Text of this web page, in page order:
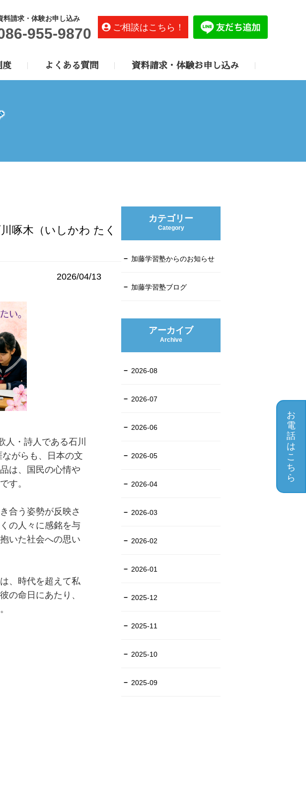
料請求・体験お申し込み
955-9870 ご相談はこちら！
度 よくある質問 資料請求・体験お申し込み
お
電
話
は
こ
ち
ら
啄木（いしかわ たく
2026/04/13
・詩人である石川
がらも、日本の文
は、国民の心情や
す。
合う姿勢が反映さ
の人々に感銘を与
いた社会への思い
、時代を超えて私
の命日にあたり、
カテゴリー
Category
加藤学習塾からのお知らせ
加藤学習塾ブログ
アーカイブ
Archive
2026-08
2026-07
2026-06
2026-05
2026-04
2026-03
2026-02
2026-01
2025-12
2025-11
2025-10
2025-09